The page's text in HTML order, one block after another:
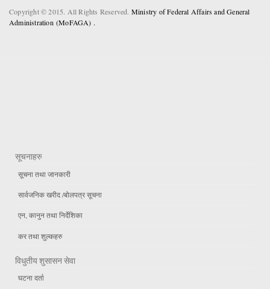
Copyright © 2015. All Rights Reserved. Ministry of Federal Affairs and General
Administration (MoFAGA) .
सूचनाहरु
सूचना तथा जानकारी
सार्वजनिक खरीद /बोलपत्र सूचना
एन, कानुन तथा निर्देशिका
कर तथा शुल्कहरु
विधुतीय शुसासन सेवा
घटना दर्ता